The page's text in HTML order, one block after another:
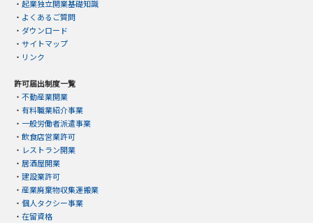
・ 起業独立開業基礎知識
・ よくあるご質問
・ ダウンロード
・ サイトマップ
・ リンク
許可届出制度一覧
・ 不動産業開業
・ 有料職業紹介事業
・ 一般労働者派遣事業
・ 飲食店営業許可
・ レストラン開業
・ 居酒屋開業
・ 建設業許可
・ 産業廃棄物収集運搬業
・ 個人タクシー事業
・ 在留資格